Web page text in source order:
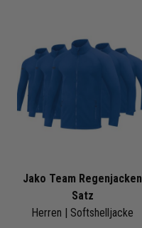
Jako Team Regenjacken
Satz
Herren | Softshelljacke